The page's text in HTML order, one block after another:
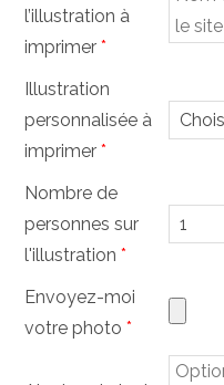
l’illustration à
imprimer*
Illustration
personnalisée à
imprimer*
Nombre de
personnes sur
l'illustration*
Envoyez-moi
votre photo*